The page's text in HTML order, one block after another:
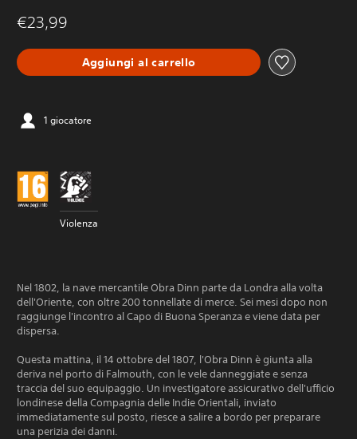
€23,99
Aggiungi al carrello
1 giocatore
Violenza
Nel 1802, la nave mercantile Obra Dinn parte da Londra alla volta
dell'Oriente, con oltre 200 tonnellate di merce. Sei mesi dopo non
raggiunge l'incontro al Capo di Buona Speranza e viene data per
dispersa.
Questa mattina, il 14 ottobre del 1807, l'Obra Dinn è giunta alla
deriva nel porto di Falmouth, con le vele danneggiate e senza
traccia del suo equipaggio. Un investigatore assicurativo dell'ufficio
londinese della Compagnia delle Indie Orientali, inviato
immediatamente sul posto, riesce a salire a bordo per preparare
una perizia dei danni.